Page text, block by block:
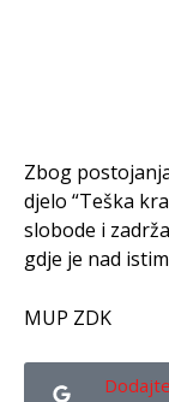
Zbog
djelo “Teška
slobode i
gdje je nad
MUP ZDK